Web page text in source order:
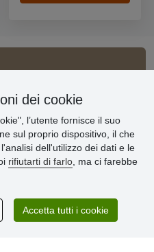
dei cookie
l’utente fornisce il suo
sul proprio dispositivo, il che
dell'utilizzo dei dati e le
rifiutarti di farlo , ma ci farebbe
Accetta tutti i cookie